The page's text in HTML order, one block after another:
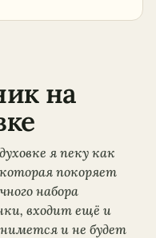
на
я пеку как
покоряет
набора
входит ещё и
и не будет